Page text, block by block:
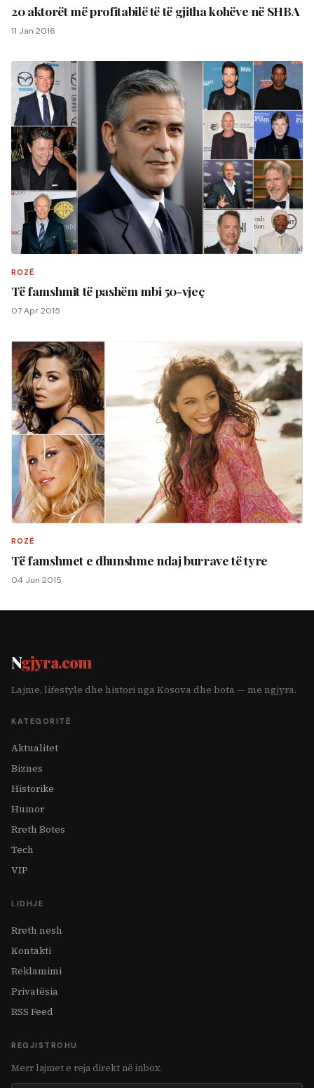
20 aktorët më profitabilë të të gjitha kohëve në SHBA
11 Jan 2016
ROZË
Të famshmit të pashëm mbi 50-vjeç
07 Apr 2015
ROZË
Të famshmet e dhunshme ndaj burrave të tyre
04 Jun 2015
Ngjyra.com
Lajme, lifestyle dhe histori nga Kosova dhe bota — me ngjyra.
KATEGORITË
Aktualitet
Biznes
Historike
Humor
Rreth Botes
Tech
VIP
LIDHJE
Rreth nesh
Kontakti
Reklamimi
Privatësia
RSS Feed
REGJISTROHU
Merr lajmet e reja direkt në inbox.